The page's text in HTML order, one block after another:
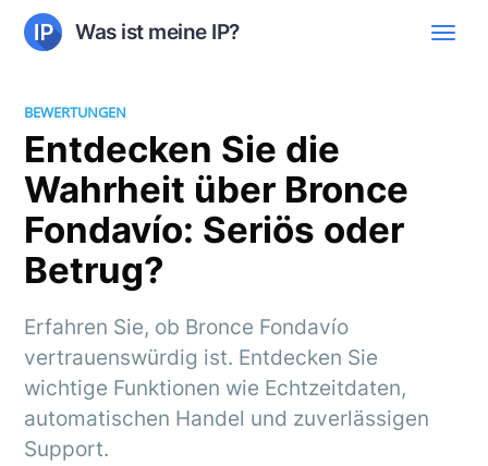
Was ist meine IP?
BEWERTUNGEN
Entdecken Sie die
Wahrheit über Bronce
Fondavío: Seriös oder
Betrug?
Erfahren Sie, ob Bronce Fondavío
vertrauenswürdig ist. Entdecken Sie
wichtige Funktionen wie Echtzeitdaten,
automatischen Handel und zuverlässigen
Support.